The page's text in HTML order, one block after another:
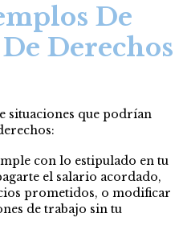
De
Derechos
situaciones que podrían
con lo estipulado en tu
el salario acordado,
prometidos, o modificar
de trabajo sin tu